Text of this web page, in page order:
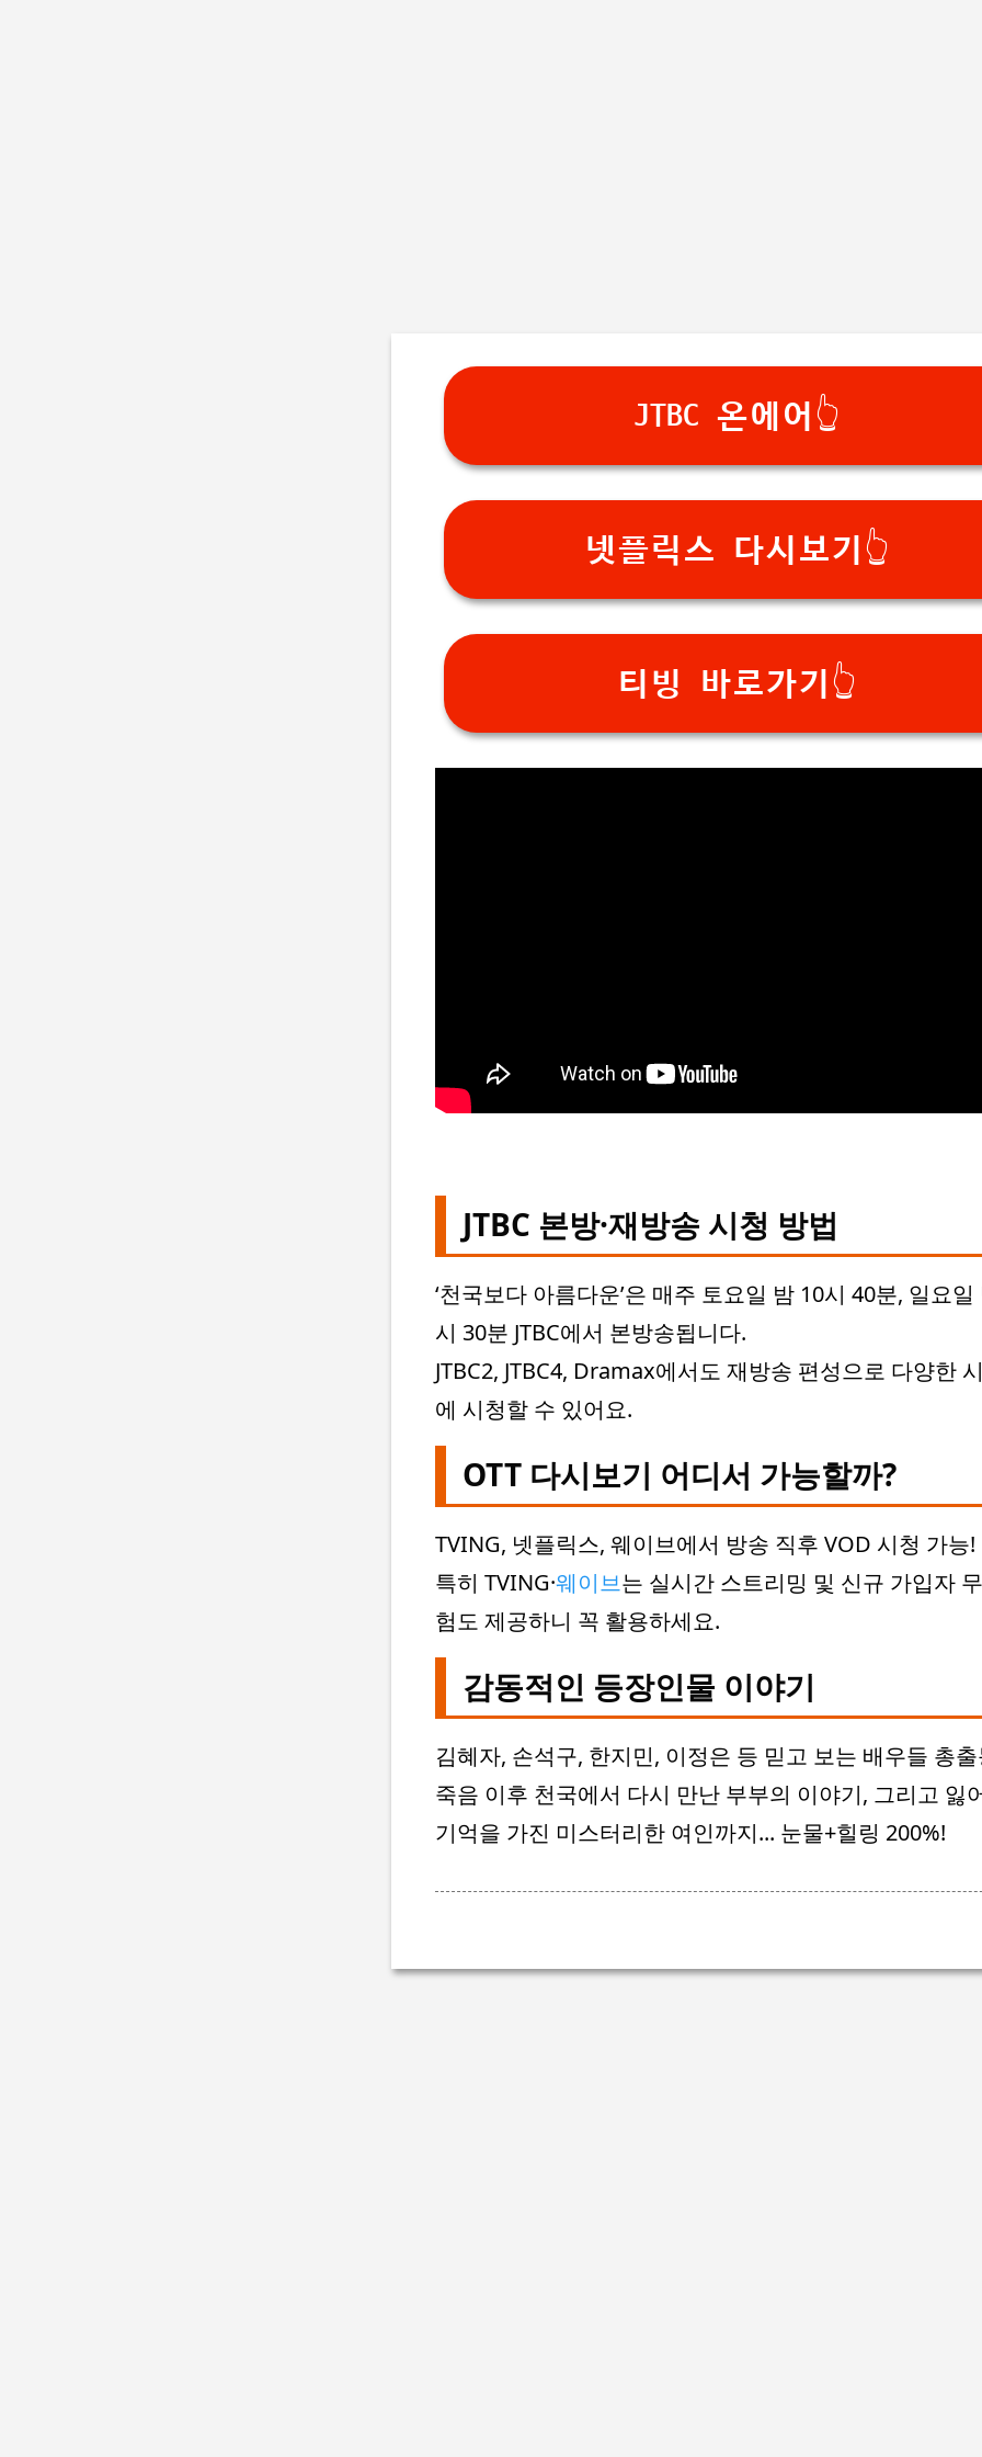
JTBC 온에어👆
넷플릭스 다시보기👆
티빙 바로가기👆
JTBC 본방·재방송 시청 방법
‘천국보다 아름다운’은 매주 토요일 밤 10시 40분, 일요일
시 30분 JTBC에서 본방송됩니다.
JTBC2, JTBC4, Dramax에서도 재방송 편성으로 다양한
에 시청할 수 있어요.
OTT 다시보기 어디서 가능할까?
TVING, 넷플릭스, 웨이브에서 방송 직후 VOD 시청 가능!
특히 TVING·웨이브는 실시간 스트리밍 및 신규 가입자 무
험도 제공하니 꼭 활용하세요.
감동적인 등장인물 이야기
김혜자, 손석구, 한지민, 이정은 등 믿고 보는 배우들 총출
죽음 이후 천국에서 다시 만난 부부의 이야기, 그리고 잃
기억을 가진 미스터리한 여인까지... 눈물+힐링 200%!